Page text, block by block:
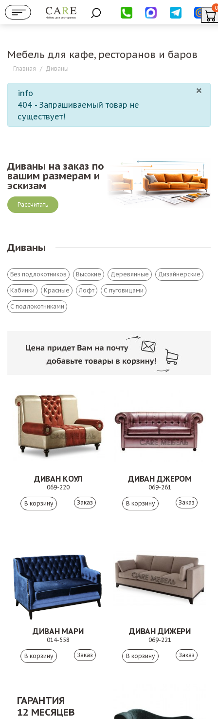
Мебель для ресторанов
0
Мебель для кафе, ресторанов и баров
Главная / Диваны
×
info
404 - Запрашиваемый товар не
существует!
Диваны на заказ по
вашим размерам и
эскизам
Рассчитать
Диваны
Без подлокотников Высокие Деревянные Дизайнерские
Кабинки Красные Лофт С пуговицами
С подлокотниками
ДИВАН КОУЛ
069-220
Заказ
ДИВАН ДЖЕРОМ
069-261
Заказ
ДИВАН МАРИ
014-558
Заказ
ДИВАН ДИЖЕРИ
069-221
Заказ
ГАРАНТИЯ
12 МЕСЯЦЕВ